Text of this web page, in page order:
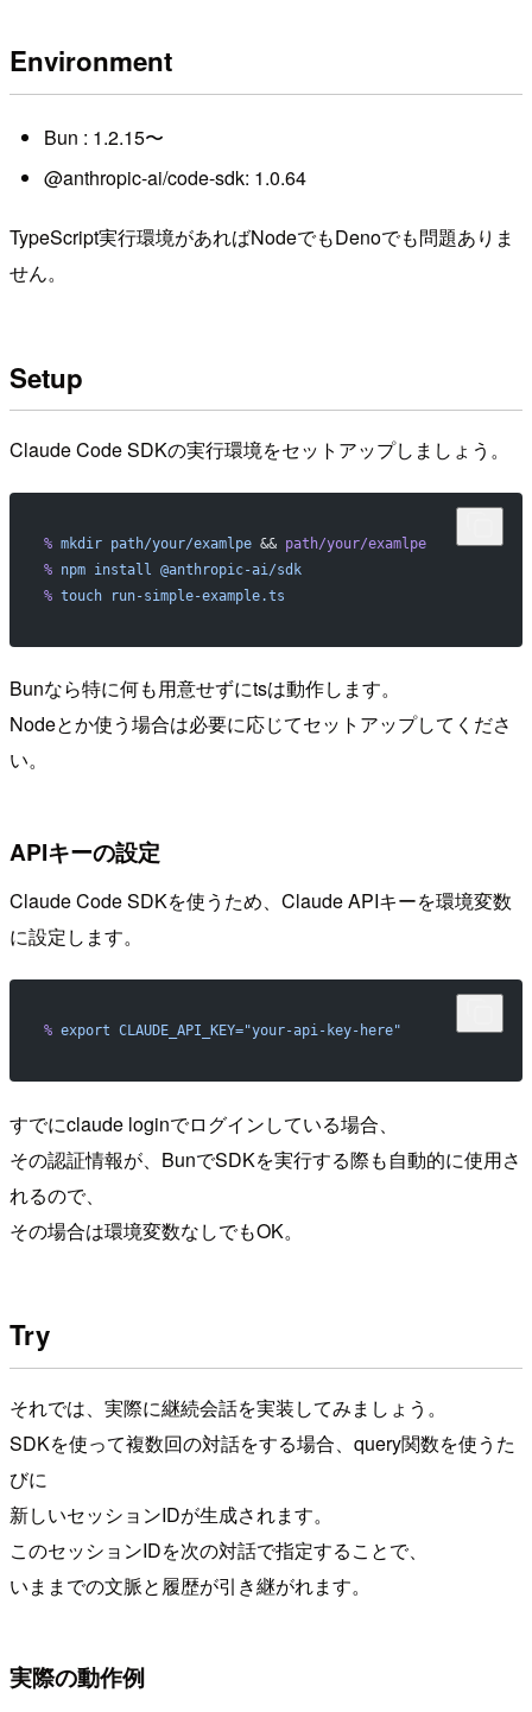
Environment
Bun : 1.2.15〜
@anthropic-ai/code-sdk: 1.0.64
TypeScript実行環境があればNodeでもDenoでも問題ありま
せん。
Setup
Claude Code SDKの実行環境をセットアップしましょう。
% mkdir path/your/examlpe && path/your/examlpe
% npm install
@anthropic-ai/sdk
% touch run-simple-example.ts
Bunなら特に何も用意せずにtsは動作します。
Nodeとか使う場合は必要に応じてセットアップしてくださ
い。
APIキーの設定
Claude Code SDKを使うため、Claude APIキーを環境変数
に設定します。
% export CLAUDE_API_KEY="your-api-key-here"
すでにclaude loginでログインしている場合、
その認証情報が、BunでSDKを実行する際も自動的に使用さ
れるので、
その場合は環境変数なしでもOK。
Try
それでは、実際に継続会話を実装してみましょう。
SDKを使って複数回の対話をする場合、query関数を使うた
びに
新しいセッションIDが生成されます。
このセッションIDを次の対話で指定することで、
いままでの文脈と履歴が引き継がれます。
実際の動作例